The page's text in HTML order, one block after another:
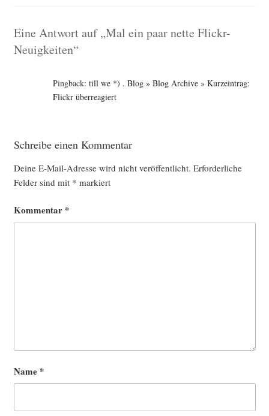
Eine Antwort auf „Mal ein paar nette Flickr-
Neuigkeiten“
Pingback: till we *) . Blog » Blog Archive » Kurzeintrag:
Flickr überreagiert
Schreibe einen Kommentar
Deine E-Mail-Adresse wird nicht veröffentlicht. Erforderliche
Felder sind mit * markiert
Kommentar *
Name *